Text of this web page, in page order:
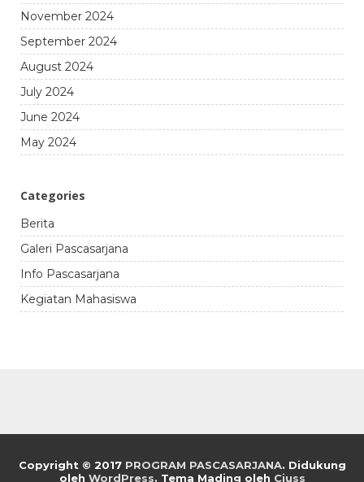
November 2024
September 2024
August 2024
July 2024
June 2024
May 2024
Categories
Berita
Galeri Pascasarjana
Info Pascasarjana
Kegiatan Mahasiswa
Copyright © 2017 PROGRAM PASCASARJANA. Didukung
oleh WordPress. Tema Mading oleh Ciuss